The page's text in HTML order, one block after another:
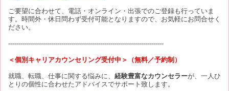
ご要望に合わせて、電話・オンライン・出張でのご登録も行っていま
す。時間外・休日問わず受付可能となりますので、お気軽にお問合せく
ださい。
----------------------------------------------------------------------------
＜個別キャリアカウンセリング受付中＞（無料／予約制）
就職、転職、仕事に関する悩みに、 経験豊富なカウンセラーが、一人ひ
とりの個性に合わせたアドバイスでサポート致します。